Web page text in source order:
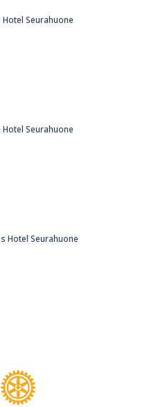
Seurahuone
Seurahuone
Hotel Seurahuone